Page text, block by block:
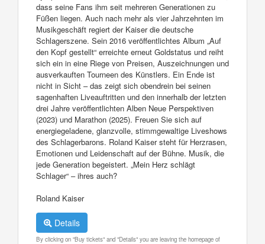
dass seine Fans ihm seit mehreren Generationen zu
Füßen liegen. Auch nach mehr als vier Jahrzehnten im
Musikgeschäft regiert der Kaiser die deutsche
Schlagerszene. Sein 2016 veröffentlichtes Album „Auf
den Kopf gestellt“ erreichte erneut Goldstatus und reiht
sich ein in eine Riege von Preisen, Auszeichnungen und
ausverkauften Tourneen des Künstlers. Ein Ende ist
nicht in Sicht – das zeigt sich obendrein bei seinen
sagenhaften Liveauftritten und den innerhalb der letzten
drei Jahre veröffentlichten Alben Neue Perspektiven
(2023) und Marathon (2025). Freuen Sie sich auf
energiegeladene, glanzvolle, stimmgewaltige Liveshows
des Schlagerbarons. Roland Kaiser steht für Herzrasen,
Emotionen und Leidenschaft auf der Bühne. Musik, die
jede Generation begeistert. „Mein Herz schlägt
Schlager“ – ihres auch?
Roland Kaiser
Details
By clicking on "Buy tickets" and "Details" you are leaving the homepage of